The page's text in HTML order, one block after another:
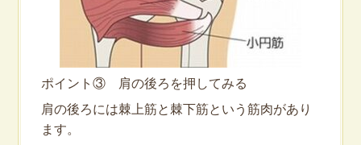
ポイント③ 肩の後ろを押してみる
肩の後ろには棘上筋と棘下筋という筋肉があり
ます。